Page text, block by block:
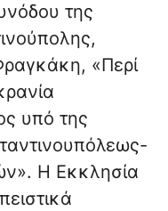
της
«Περί
υπό της
Η Εκκλησία